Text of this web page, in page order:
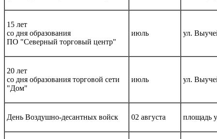
15 лет
со дня образования
ПО "Северный торговый центр"
июль ул.
20 лет
со дня образования торговой сети
"Дом"
июль ул.
День Воздушно-десантных войск 02 августа площадь